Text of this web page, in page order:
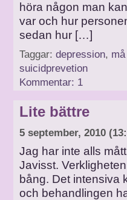
höra någon man
var och hur
sedan hur […]
Taggar: depression,
suicidprevetion
Kommentar: 1
Lite bättre
5 september, 2010
Jag har inte alls
Javisst.
bång. Det intensiva
och behandlingen